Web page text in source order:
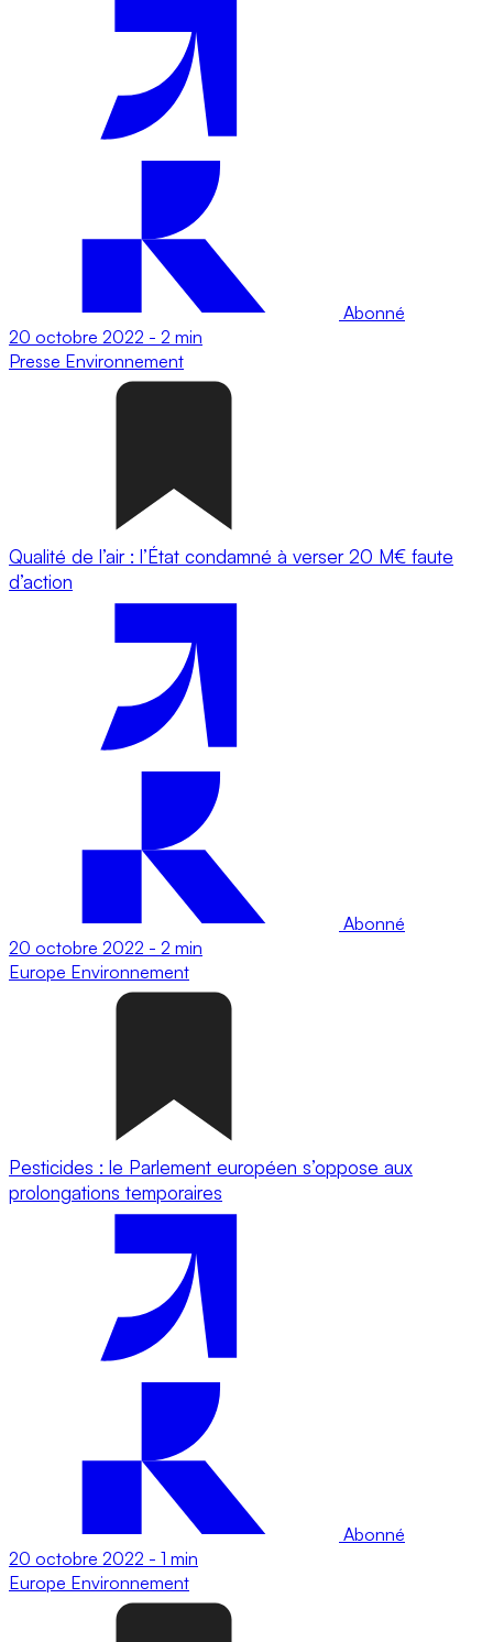
Abonné
20 octobre 2022 - 2 min
Presse Environnement
Qualité de l’air : l’État condamné à verser 20 M€ faute
d’action
Abonné
20 octobre 2022 - 2 min
Europe Environnement
Pesticides : le Parlement européen s’oppose aux
prolongations temporaires
Abonné
20 octobre 2022 - 1 min
Europe Environnement